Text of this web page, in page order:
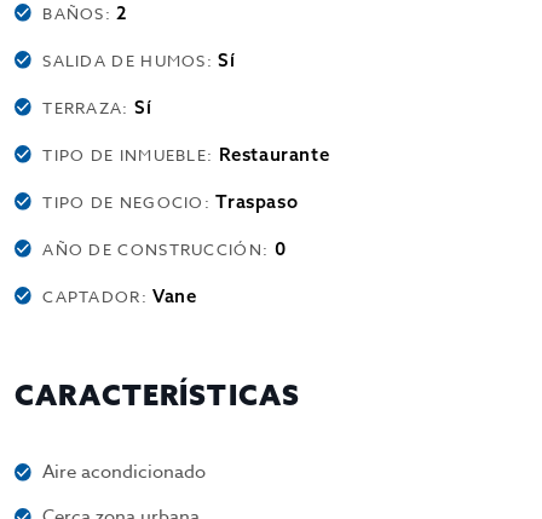
BAÑOS:2
SALIDA DE HUMOS:Sí
TERRAZA: Sí
TIPO DE INMUEBLE: Restaurante
TIPO DE NEGOCIO:Traspaso
AÑO DE CONSTRUCCIÓN: 0
CAPTADOR:Vane
CARACTERÍSTICAS
Aire acondicionado